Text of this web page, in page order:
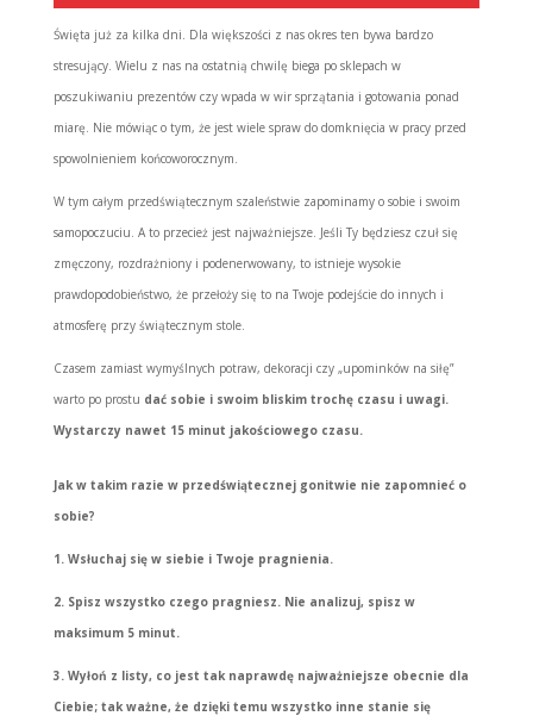
Święta już za kilka dni. Dla większości z nas okres ten bywa bardzo
stresujący. Wielu z nas na ostatnią chwilę biega po sklepach w
poszukiwaniu prezentów czy wpada w wir sprzątania i gotowania ponad
miarę. Nie mówiąc o tym, że jest wiele spraw do domknięcia w pracy przed
spowolnieniem końcoworocznym.
W tym całym przedświątecznym szaleństwie zapominamy o sobie i swoim
samopoczuciu. A to przecież jest najważniejsze. Jeśli Ty będziesz czuł się
zmęczony, rozdrażniony i podenerwowany, to istnieje wysokie
prawdopodobieństwo, że przełoży się to na Twoje podejście do innych i
atmosferę przy świątecznym stole.
Czasem zamiast wymyślnych potraw, dekoracji czy „upominków na siłę”
warto po prostu dać sobie i swoim bliskim trochę czasu i uwagi.
Wystarczy nawet 15 minut jakościowego czasu.
Jak w takim razie w przedświątecznej gonitwie nie zapomnieć o
sobie?
1. Wsłuchaj się w siebie i Twoje pragnienia.
2. Spisz wszystko czego pragniesz. Nie analizuj, spisz w
maksimum 5 minut.
3. Wyłoń z listy, co jest tak naprawdę najważniejsze obecnie dla
Ciebie; tak ważne, że dzięki temu wszystko inne stanie się